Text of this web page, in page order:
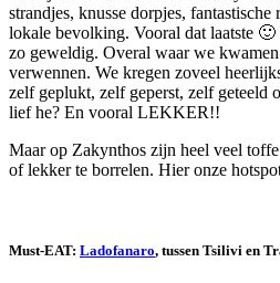
strandjes, knusse dorpjes, fantastische
lokale bevolking. Vooral dat laatste
zo geweldig. Overal waar we kwamen
verwennen. We kregen zoveel
zelf geplukt, zelf geperst, zelf geteeld
lief he? En vooral LEKKER!!
Maar op Zakynthos zijn heel veel
of lekker te borrelen. Hier onze
Must-EAT: Ladofanaro, tussen Tsilivi en